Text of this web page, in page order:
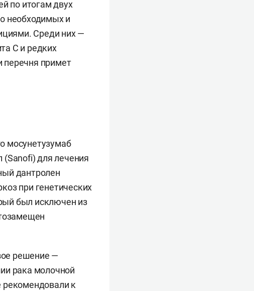
по итогам двух
необходимых и
Среди них —
С и редких
перечня примет
мосунетузумаб
(Sanofi) для лечения
дантролен
при генетических
был исключен из
решение —
рака молочной
рекомендовали к